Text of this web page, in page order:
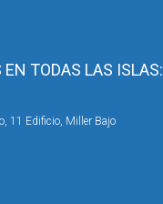
TODAS LAS ISLAS:
11 Edificio, Miller Bajo